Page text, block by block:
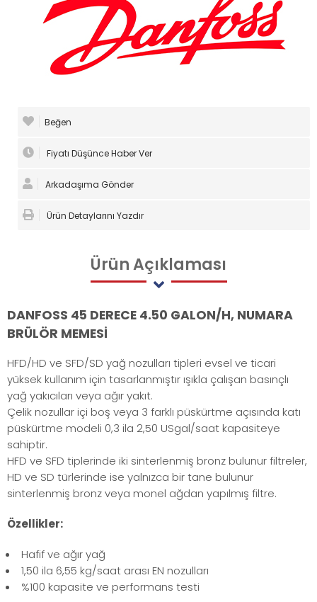
Beğen
Fiyatı Düşünce Haber Ver
Arkadaşıma Gönder
Ürün Detaylarını Yazdır
ÜrünAçıklaması
DANFOSS 45 DERECE 4.50 GALON/H, NUMARA
BRÜLÖR MEMESİ
HFD/HD ve SFD/SD yağ nozulları tipleri evsel ve ticari
yüksek kullanım için tasarlanmıştır ışıkla çalışan basınçlı
yağ yakıcıları veya ağır yakıt.
Çelik nozullar içi boş veya 3 farklı püskürtme açısında katı
püskürtme modeli 0,3 ila 2,50 USgal/saat kapasiteye
sahiptir.
HFD ve SFD tiplerinde iki sinterlenmiş bronz bulunur filtreler,
HD ve SD türlerinde ise yalnızca bir tane bulunur
sinterlenmiş bronz veya monel ağdan yapılmış filtre.
Özellikler:
Hafif ve ağır yağ
1,50 ila 6,55 kg/saat arası EN nozulları
%100 kapasite ve performans testi